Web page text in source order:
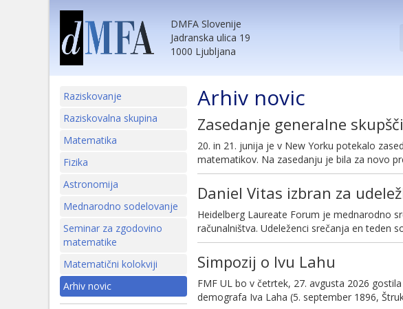
DMFA Slovenije
Jadranska ulica 19
1000 Ljubljana
Raziskovanje
Raziskovalna skupina
Matematika
Fizika
Astronomija
Mednarodno sodelovanje
Seminar za zgodovino
matematike
Matematični kolokviji
Arhiv novic
Arhiv novic
Zasedanje generalne
20. in 21. junija je v New Yorku potekalo
matematikov. Na zasedanju je bila za novo
Daniel Vitas izbran za
Heidelberg Laureate Forum je mednarodno
računalništva. Udeleženci srečanja en teden
Simpozij o Ivu Lahu
FMF UL bo v četrtek, 27. avgusta 2026
demografa Iva Laha (5. september 1896,